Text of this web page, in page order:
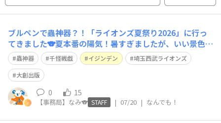
ブルペンで蟲神器？！「ライオンズ夏祭り2026」に行っ
てきました🐨夏本番の陽気！暑すぎましたが、いい景色で
す🕶7/18(土)、19(日)と埼玉県・ベルーナドームで開催さ
れた「ライオンズ夏祭り2026」🦁DAISOトレーディング
カードゲームができるブースがあると聞いて、この嬉しい
コラボに西武ファンとし
蟲神器 千怪戦戯 イジンデン
埼玉西武ライオンズ
大創出版
0 15
【事務局】なみ🐨 STAFF | 07/20 | なんでも！